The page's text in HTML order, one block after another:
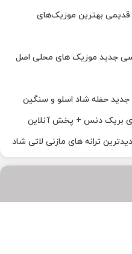
قدیمی بهترین موزیک‌های
جدید موزیک های محلی اصل
حفله شاد اسلو و سنگین
بریک دنس + پخش آنلاین
ترانه های مازنی لاتی شاد